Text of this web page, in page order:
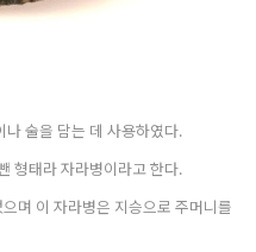
술을 담는 데 사용하였다.
형태라 자라병이라고 한다.
며 이 자라병은 지승으로 주머니를